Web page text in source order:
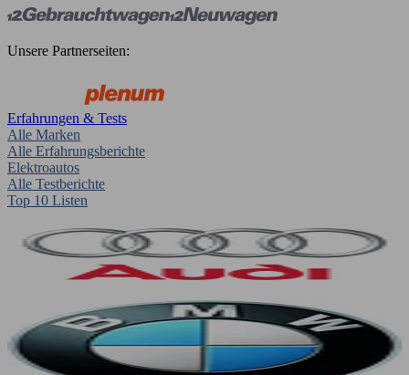
Unsere Partnerseiten:
Erfahrungen & Tests
Alle Marken
Alle Erfahrungsberichte
Elektroautos
Alle Testberichte
Top 10 Listen